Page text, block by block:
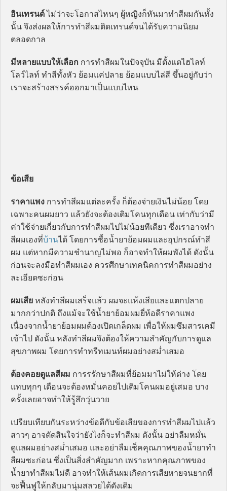
อินเทรนด์ไม่ว่าจะโอกาสไหนๆ ผู้หญิงก็หันมาทำสีผมกันทั้ง
นั้น จึงส่งผลให้การทำสีผมติดเทรนด์จนได้รับความนิยม
ตลอดกาล
มีหลายแบบให้เลือก การทำสีผมในปัจจุบัน มีตั้งแตไฮไลท์
โลว์ไลท์ ทำสีทั้งหัว ย้อมแค่ปลาย ย้อมแบบไล่สี ขึ้นอยู่กับว่า
เราจะสร้างสรรค์ออกมาเป็นแบบไหน
ข้อเสีย
ราคาแพง การทำสีผมแต่ละครั้ง ก็ต้องจ่ายเงินไม่น้อย โดย
เฉพาะคนผมยาว แล้วยังจะต้องเติมโคนทุกเดือน เท่ากับว่ามี
ค่าใช้จ่ายเกี่ยวกับการทำสีผมไปไม่น้อยทีเดียว ซึ่งเราอาจทำ
สีผมเองที่บ้านได้ โดยการซื้อน้ำยาย้อมผมและอุปกรณ์ทำสี
ผม แต่หากมีความชำนาญไม่พอ ก็อาจทำให้ผมพังได้ ดังนั้น
ก่อนจะลงมือทำสีผมเอง ควรศึกษาเทคนิคการทำสีผมอย่าง
ละเอียดซะก่อน
ผมเสียหลังทำสีผมเสร็จแล้ว ผมจะแห้งเสียและแตกปลาย
มากกว่าปกติ ถึงแม้จะใช้น้ำยาย้อมผมยี่ห้อดีราคาแพง
เนื่องจากน้ำยาย้อมผมต้องเปิดเกล็ดผม เพื่อให้ผมซึมสารเคมี
เข้าไป ดังนั้น หลังทำสีผมจึงต้องให้ความสำคัญกับการดูแล
สุขภาพผม โดยการทำทรีทเมนท์ผมอย่างสม่ำเสมอ
ต้องคอยดูแลสีผม การรรักษาสีผมที่ย้อมมาไม่ให้ด่าง โดย
แทบทุกๆ เดือนจะต้องหมั่นคอยไปเติมโคนผมอยู่เสมอ บาง
ครั้งเลยอาจทำให้รู้สึกวุ่นวาย
เปรียบเทียบกันระหว่างข้อดีกับข้อเสียของการทำสีผมไปแล้ว
สาวๆ อาจตัดสินใจว่ายังไงก็จะทำสีผม ดังนั้น อย่าลืมหมั่น
ดูแลผมอย่างสม่ำเสมอ และอย่าลืมเช็คคุณภาพของน้ำยาทำ
สีผมซะก่อน ซึ่งเป็นสิ่งสำคัญมาก เพราะหากคุณภาพของ
น้ำยาทำสีผมไม่ดี อาจทำให้เส้นผมเกิดการเสียหายจนยากที่
จะฟื้นฟูให้กลับมานุ่มสลวยได้ดังเดิม